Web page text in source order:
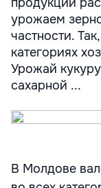
урожаем
частности.
категориях
Урожай
сахарной ...
В Молдове